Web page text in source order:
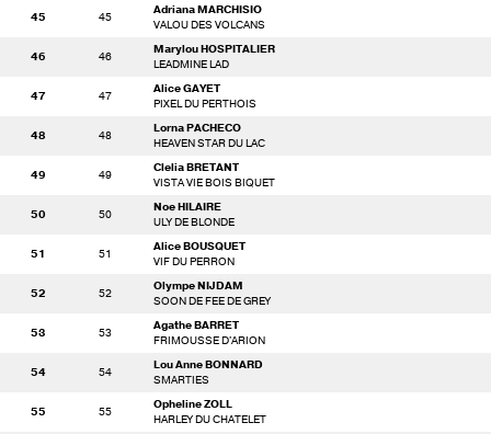
45 45
Adriana MARCHISIO
VALOU DES VOLCANS
46 46
Marylou HOSPITALIER
LEADMINE LAD
47 47
Alice GAYET
PIXEL DU PERTHOIS
48 48
Lorna PACHECO
HEAVEN STAR DU LAC
49 49
Clelia BRETANT
VISTA VIE BOIS BIQUET
50 50
Noe HILAIRE
ULY DE BLONDE
51 51
Alice BOUSQUET
VIF DU PERRON
52 52
Olympe NIJDAM
SOON DE FEE DE GREY
53 53
Agathe BARRET
FRIMOUSSE D'ARION
54 54
Lou Anne BONNARD
SMARTIES
55 55
Opheline ZOLL
HARLEY DU CHATELET